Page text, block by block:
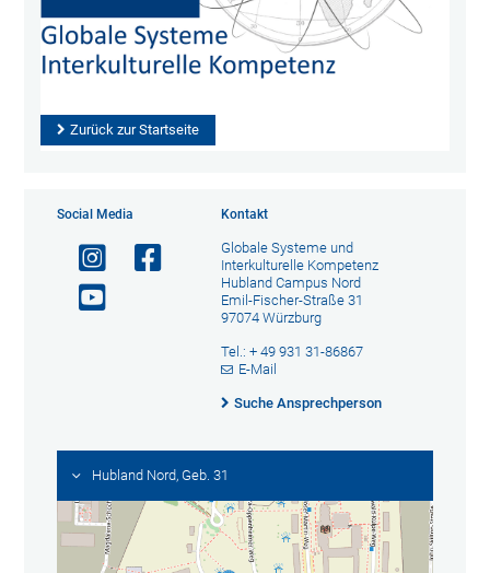
Zurück zur Startseite
Social Media Kontakt
Globale Systeme und
Interkulturelle Kompetenz
Hubland Campus Nord
Emil-Fischer-Straße 31
97074 Würzburg
Tel.: + 49 931 31-86867
E-Mail
Suche Ansprechperson
Hubland Nord, Geb. 31